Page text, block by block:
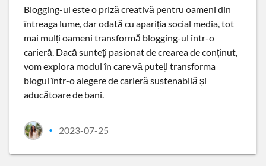
Blogging-ul este o priză creativă pentru oameni din
întreaga lume, dar odată cu apariția social media, tot
mai mulți oameni transformă blogging-ul într-o
carieră. Dacă sunteți pasionat de crearea de conținut,
vom explora modul în care vă puteți transforma
blogul într-o alegere de carieră sustenabilă și
aducătoare de bani.
• 2023-07-25